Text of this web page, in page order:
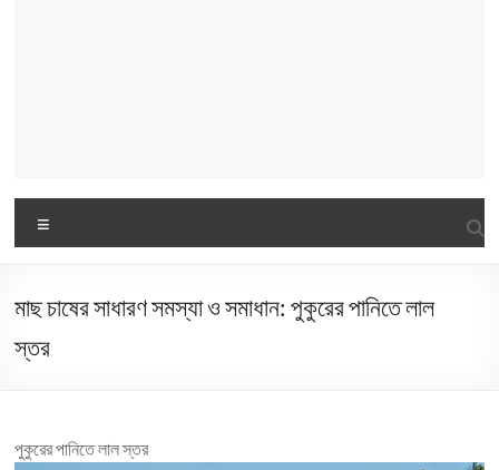
মাছ চাষের সাধারণ সমস্যা ও সমাধান: পুকুরের পানিতে লাল
স্তর
পুকুরের পানিতে লাল স্তর